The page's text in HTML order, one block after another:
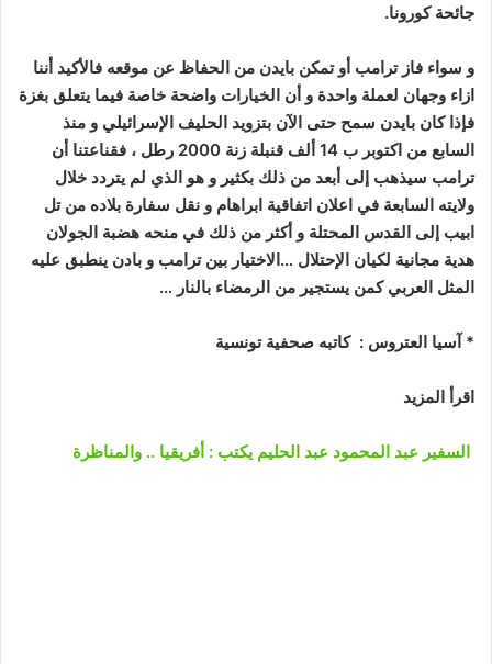
جائحة كورونا.
و سواء فاز ترامب أو تمكن بايدن من الحفاظ عن موقعه فالأكيد أننا
ازاء وجهان لعملة واحدة و أن الخيارات واضحة خاصة فيما يتعلق بغزة
فإذا كان بايدن سمح حتى الآن بتزويد الحليف الإسرائيلي و منذ
السابع من اكتوبر ب 14 ألف قنبلة زنة 2000 رطل ، فقناعتنا أن
ترامب سيذهب إلى أبعد من ذلك بكثير و هو الذي لم يتردد خلال
ولايته السابعة في اعلان اتفاقية ابراهام و نقل سفارة بلاده من تل
ابيب إلى القدس المحتلة و أكثر من ذلك في منحه هضبة الجولان
هدية مجانية لكيان الإحتلال …الاختيار بين ترامب و بادن ينطبق عليه
المثل العربي كمن يستجير من الرمضاء بالنار …
* آسيا العتروس : كاتبه صحفية تونسية
اقرأ المزيد
السفير عبد المحمود عبد الحليم يكتب : أفريقيا .. والمناظرة